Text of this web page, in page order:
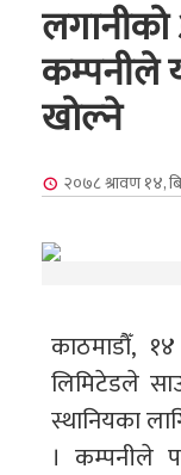
कम्पनीले
खोल्ने
२०७८ श्रावण १४,
काठमाडौँ,
लिमिटेडले
स्थानियका
। कम्पनीले